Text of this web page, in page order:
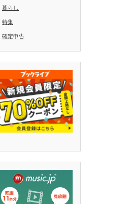
暮らし
特集
確定申告